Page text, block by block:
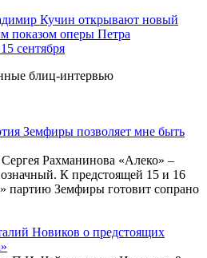
Кучин открывают новый
показом оперы Петра
сентября
блиц-интервью
Земфиры позволяет мне быть
Рахманинова «Алеко» –
К предстоящей 15 и 16
партию Земфиры готовит сопрано
Новиков о предстоящих